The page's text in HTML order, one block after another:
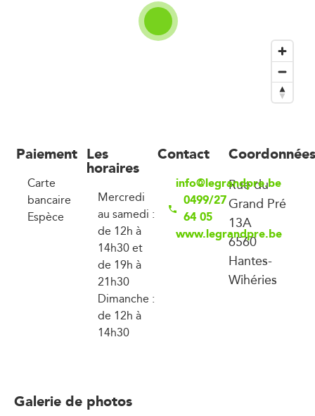
Paiement
Carte
bancaire
Espèce
Les
horaires
Mercredi
au samedi :
de 12h à
14h30 et
de 19h à
21h30
Dimanche :
de 12h à
14h30
Contact
info@legrandpre.be
0499/27
64 05
www.legrandpre.be
Coordonnées
Rue du
Grand Pré
13A
6560
Hantes-
Wihéries
Galerie de photos